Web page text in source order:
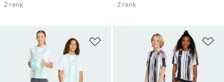
2 renk
2 renk
Favori Listesine Ekle